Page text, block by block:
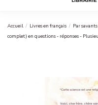
Accueil Livres en français Par
complet) en questions - réponses -